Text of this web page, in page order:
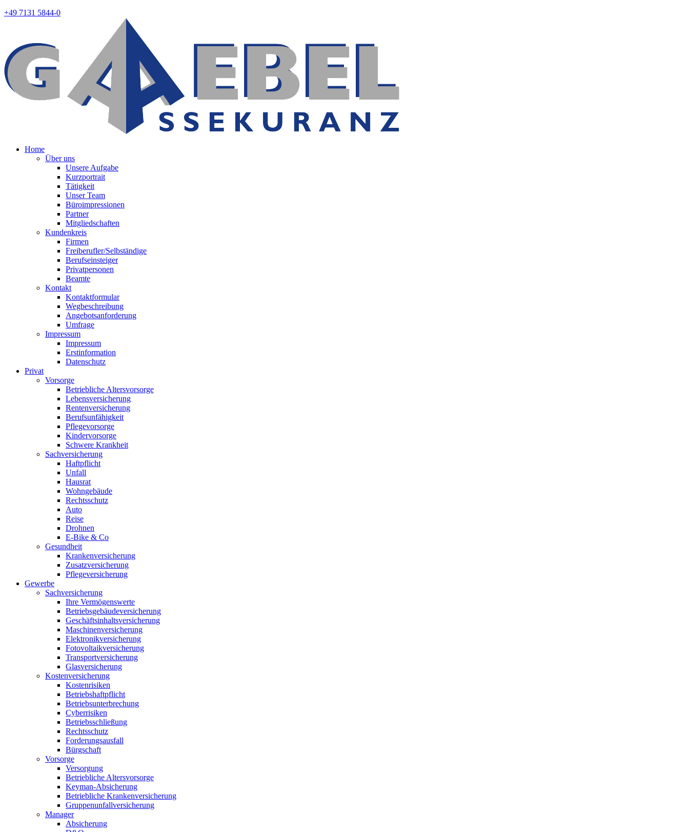
+49 7131 5844-0
Home
Über uns
Unsere Aufgabe
Kurzportrait
Tätigkeit
Unser Team
Büroimpressionen
Partner
Mitgliedschaften
Kundenkreis
Firmen
Freiberufler/Selbständige
Berufseinsteiger
Privatpersonen
Beamte
Kontakt
Kontaktformular
Wegbeschreibung
Angebotsanforderung
Umfrage
Impressum
Impressum
Erstinformation
Datenschutz
Privat
Vorsorge
Betriebliche Altersvorsorge
Lebensversicherung
Rentenversicherung
Berufsunfähigkeit
Pflegevorsorge
Kindervorsorge
Schwere Krankheit
Sachversicherung
Haftpflicht
Unfall
Hausrat
Wohngebäude
Rechtsschutz
Auto
Reise
Drohnen
E-Bike & Co
Gesundheit
Krankenversicherung
Zusatzversicherung
Pflegeversicherung
Gewerbe
Sachversicherung
Ihre Vermögenswerte
Betriebsgebäudeversicherung
Geschäftsinhaltsversicherung
Maschinenversicherung
Elektronikversicherung
Fotovoltaikversicherung
Transportversicherung
Glasversicherung
Kostenversicherung
Kostenrisiken
Betriebshaftpflicht
Betriebsunterbrechung
Cyberrisiken
Betriebsschließung
Rechtsschutz
Forderungsausfall
Bürgschaft
Vorsorge
Versorgung
Betriebliche Altersvorsorge
Keyman-Absicherung
Betriebliche Krankenversicherung
Gruppenunfallversicherung
Manager
Absicherung